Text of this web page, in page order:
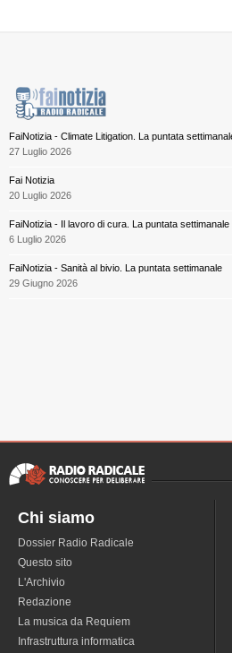
FaiNotizia - Climate Litigation. La puntata
27 Luglio 2026
Fai Notizia
20 Luglio 2026
FaiNotizia - Il lavoro di cura. La puntata settimanale
6 Luglio 2026
FaiNotizia - Sanità al bivio. La puntata settimanale
29 Giugno 2026
Chi siamo
Dossier Radio Radicale
Questo sito
L'Archivio
Redazione
La musica da Requiem
Infrastruttura informatica